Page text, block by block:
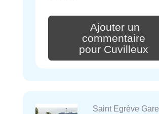
Ajouter un
commentaire
pour Cuvilleux
Saint Egrève Gare